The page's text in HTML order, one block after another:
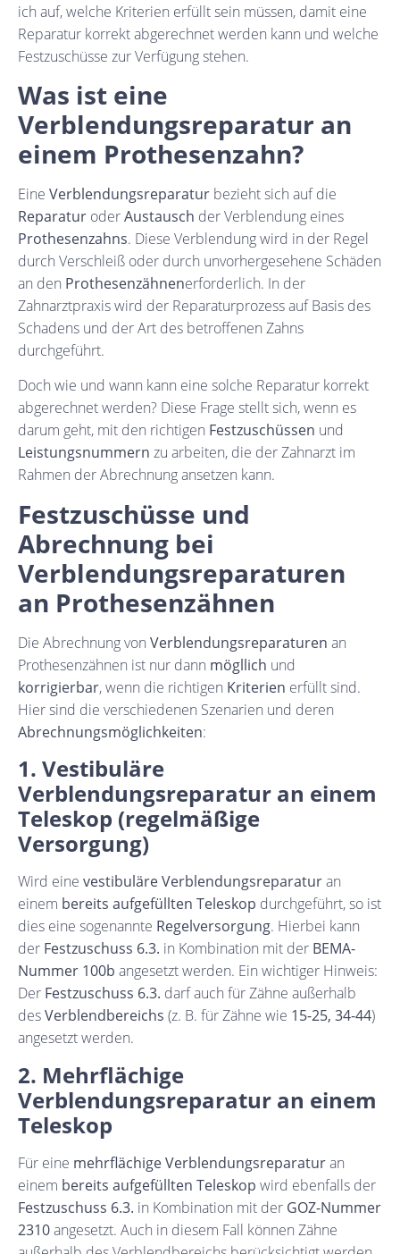
ich auf, welche Kriterien erfüllt sein müssen, damit eine
Reparatur korrekt abgerechnet werden kann und welche
Festzuschüsse zur Verfügung stehen.
Was ist eine
Verblendungsreparatur an
einem Prothesenzahn?
Eine Verblendungsreparatur bezieht sich auf die
Reparatur oderAustausch der Verblendung eines
Prothesenzahns. Diese Verblendung wird in der Regel
durch Verschleiß oder durch unvorhergesehene Schäden
an den Prothesenzähnenerforderlich. In der
Zahnarztpraxis wird der Reparaturprozess auf Basis des
Schadens und der Art des betroffenen Zahns
durchgeführt.
Doch wie und wann kann eine solche Reparatur korrekt
abgerechnet werden? Diese Frage stellt sich, wenn es
darum geht, mit den richtigen Festzuschüssen und
Leistungsnummern zu arbeiten, die der Zahnarzt im
Rahmen der Abrechnung ansetzen kann.
Festzuschüsse und
Abrechnung bei
Verblendungsreparaturen
an Prothesenzähnen
Die Abrechnung von Verblendungsreparaturen an
Prothesenzähnen ist nur dann mögllich und
korrigierbar, wenn die richtigen Kriterien erfüllt sind.
Hier sind die verschiedenen Szenarien und deren
Abrechnungsmöglichkeiten:
1. Vestibuläre
Verblendungsreparatur an einem
Teleskop (regelmäßige
Versorgung)
Wird eine vestibuläre Verblendungsreparaturan
einem bereits aufgefüllten Teleskop durchgeführt, so ist
dies eine sogenannte Regelversorgung. Hierbei kann
der Festzuschuss 6.3. in Kombination mit der BEMA-
Nummer 100b angesetzt werden. Ein wichtiger Hinweis:
Der Festzuschuss 6.3. darf auch für Zähne außerhalb
desVerblendbereichs (z. B. für Zähne wie 15-25, 34-44)
angesetzt werden.
2. Mehrflächige
Verblendungsreparatur an einem
Teleskop
Für eine mehrflächige Verblendungsreparaturan
einem bereits aufgefüllten Teleskop wird ebenfalls der
Festzuschuss 6.3. in Kombination mit der GOZ-Nummer
2310angesetzt. Auch in diesem Fall können Zähne